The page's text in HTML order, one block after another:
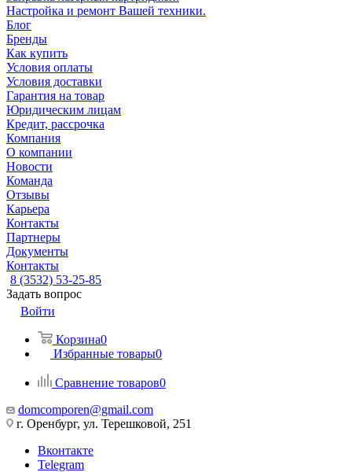
Настройка и ремонт Вашей техники.
Блог
Бренды
Как купить
Условия оплаты
Условия доставки
Гарантия на товар
Юридическим лицам
Кредит, рассрочка
Компания
О компании
Новости
Команда
Отзывы
Карьера
Контакты
Партнеры
Документы
Контакты
8 (3532) 53-25-85
Задать вопрос
Войти
Корзина0
Избранные товары0
Сравнение товаров0
domcomporen@gmail.com
г. Оренбург, ул. Терешковой, 251
Вконтакте
Telegram